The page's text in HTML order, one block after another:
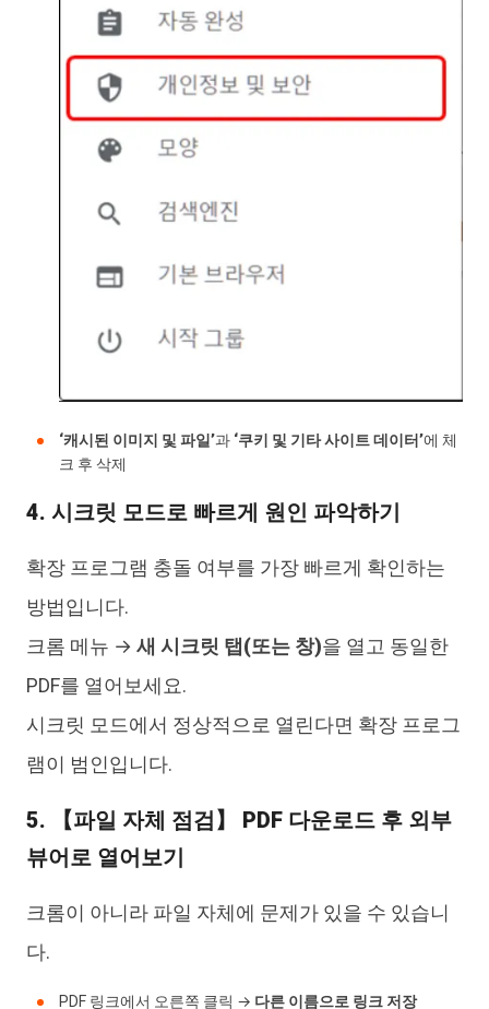
‘캐시된 이미지 및 파일’과 ‘쿠키 및 기타 사이트 데이터’에 체
크 후 삭제
4. 시크릿 모드로 빠르게 원인 파악하기
확장 프로그램 충돌 여부를 가장 빠르게 확인하는
방법입니다.
크롬 메뉴 → 새 시크릿 탭(또는 창)을 열고 동일한
PDF를 열어보세요.
시크릿 모드에서 정상적으로 열린다면 확장 프로그
램이 범인입니다.
5. 【파일 자체 점검】 PDF 다운로드 후 외부
뷰어로 열어보기
크롬이 아니라 파일 자체에 문제가 있을 수 있습니
다.
PDF 링크에서 오른쪽 클릭 → 다른 이름으로 링크 저장